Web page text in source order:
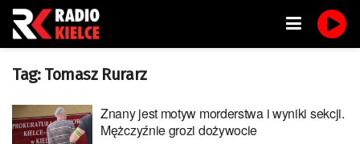
Tag: Tomasz Rurarz
Znany jest motyw morderstwa i wyniki sekcji.
Mężczyźnie grozi dożywocie